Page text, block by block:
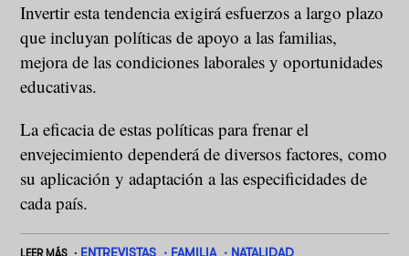
Invertir esta tendencia exigirá esfuerzos a largo plazo
que incluyan políticas de apoyo a las familias,
mejora de las condiciones laborales y oportunidades
educativas.
La eficacia de estas políticas para frenar el
envejecimiento dependerá de diversos factores, como
su aplicación y adaptación a las especificidades de
cada país.
LEER MÁS ENTREVISTAS FAMILIA NATALIDAD